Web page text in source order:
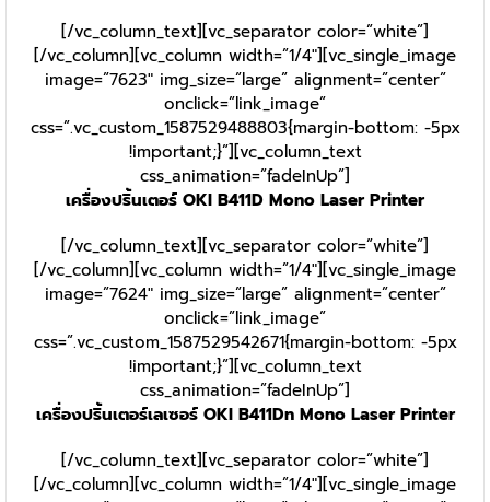
[/vc_column_text][vc_separator color=”white”]
[/vc_column][vc_column width=”1/4″][vc_single_image
image=”7623″ img_size=”large” alignment=”center”
onclick=”link_image”
css=”.vc_custom_1587529488803{margin-bottom: -5px
!important;}”][vc_column_text
css_animation=”fadeInUp”]
เครื่องปริ้นเตอร์ OKI B411D Mono Laser Printer
[/vc_column_text][vc_separator color=”white”]
[/vc_column][vc_column width=”1/4″][vc_single_image
image=”7624″ img_size=”large” alignment=”center”
onclick=”link_image”
css=”.vc_custom_1587529542671{margin-bottom: -5px
!important;}”][vc_column_text
css_animation=”fadeInUp”]
เครื่องปริ้นเตอร์เลเซอร์ OKI B411Dn Mono Laser Printer
[/vc_column_text][vc_separator color=”white”]
[/vc_column][vc_column width=”1/4″][vc_single_image